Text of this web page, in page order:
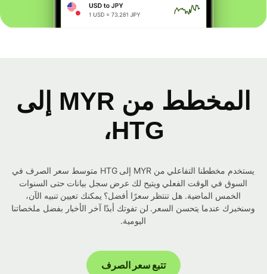
المخطط من MYR إلى
HTG،
يستخدم مخططنا التفاعلي من MYR إلى HTG متوسط ​​سعر الصرف في
السوق في الوقت الفعلي ويتيح لك عرض سجل بيانات حتى السنوات
الخمس الماضية. هل تنتظر سعرًا أفضل؟ يمكنك تعيين تنبيه الآن،
وسنخبرك عندما يتحسن السعر. لن تفوتك أبدًا آخر الأخبار بفضل ملخصاتنا
اليومية.
تتبع سعر الصرف